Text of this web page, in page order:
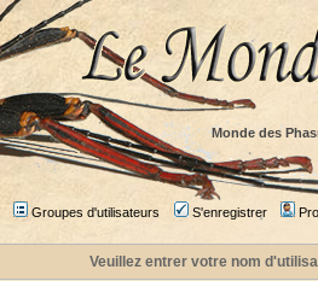
Monde des
Groupes d'utilisateurs S'enregistrer
Veuillez entrer votre nom